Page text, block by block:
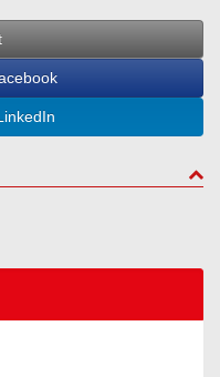
to